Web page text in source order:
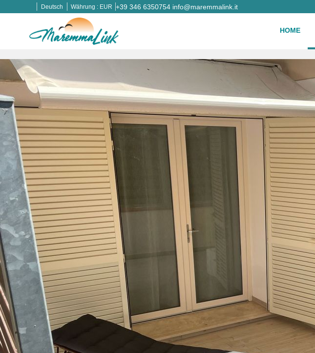
Deutsch Währung : EUR +39 346 6350754 info@maremmalink.it
HOME